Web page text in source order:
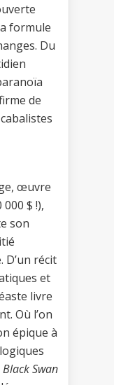
formule
Du
de
œuvre
$ !),
son
récit
et
livre
Où l’on
épique à
Black Swan